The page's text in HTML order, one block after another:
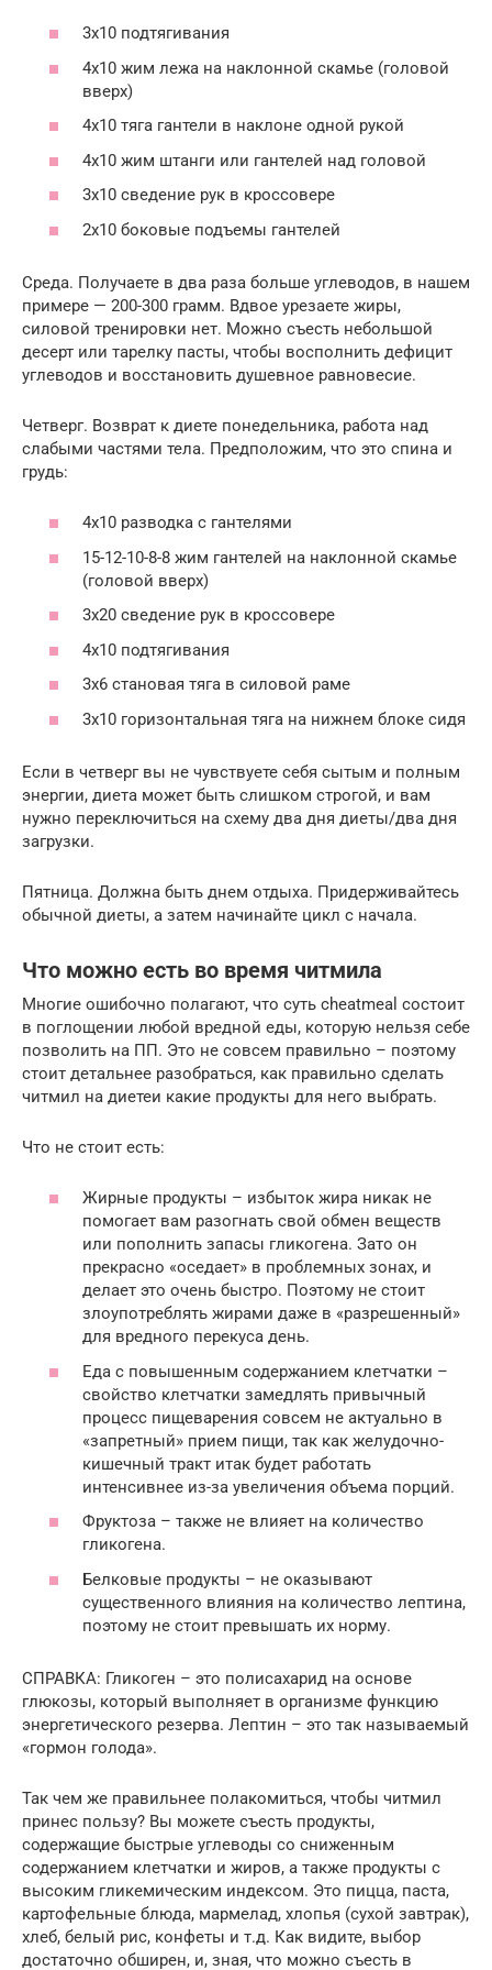
3х10 подтягивания
4х10 жим лежа на наклонной скамье (головой
вверх)
4х10 тяга гантели в наклоне одной рукой
4х10 жим штанги или гантелей над головой
3х10 сведение рук в кроссовере
2х10 боковые подъемы гантелей
Среда. Получаете в два раза больше углеводов, в нашем
примере — 200-300 грамм. Вдвое урезаете жиры,
силовой тренировки нет. Можно съесть небольшой
десерт или тарелку пасты, чтобы восполнить дефицит
углеводов и восстановить душевное равновесие.
Четверг. Возврат к диете понедельника, работа над
слабыми частями тела. Предположим, что это спина и
грудь:
4х10 разводка с гантелями
15-12-10-8-8 жим гантелей на наклонной скамье
(головой вверх)
3х20 сведение рук в кроссовере
4х10 подтягивания
3х6 становая тяга в силовой раме
3х10 горизонтальная тяга на нижнем блоке сидя
Если в четверг вы не чувствуете себя сытым и полным
энергии, диета может быть слишком строгой, и вам
нужно переключиться на схему два дня диеты/два дня
загрузки.
Пятница. Должна быть днем отдыха. Придерживайтесь
обычной диеты, а затем начинайте цикл с начала.
Что можно есть во время читмила
Многие ошибочно полагают, что суть cheatmeal состоит
в поглощении любой вредной еды, которую нельзя себе
позволить на ПП. Это не совсем правильно – поэтому
стоит детальнее разобраться, как правильно сделать
читмил на диетеи какие продукты для него выбрать.
Что не стоит есть:
Жирные продукты – избыток жира никак не
помогает вам разогнать свой обмен веществ
или пополнить запасы гликогена. Зато он
прекрасно «оседает» в проблемных зонах, и
делает это очень быстро. Поэтому не стоит
злоупотреблять жирами даже в «разрешенный»
для вредного перекуса день.
Еда с повышенным содержанием клетчатки –
свойство клетчатки замедлять привычный
процесс пищеварения совсем не актуально в
«запретный» прием пищи, так как желудочно-
кишечный тракт итак будет работать
интенсивнее из-за увеличения объема порций.
Фруктоза – также не влияет на количество
гликогена.
Белковые продукты – не оказывают
существенного влияния на количество лептина,
поэтому не стоит превышать их норму.
СПРАВКА: Гликоген – это полисахарид на основе
глюкозы, который выполняет в организме функцию
энергетического резерва. Лептин – это так называемый
«гормон голода».
Так чем же правильнее полакомиться, чтобы читмил
принес пользу? Вы можете съесть продукты,
содержащие быстрые углеводы со сниженным
содержанием клетчатки и жиров, а также продукты с
высоким гликемическим индексом. Это пицца, паста,
картофельные блюда, мармелад, хлопья (сухой завтрак),
хлеб, белый рис, конфеты и т.д. Как видите, выбор
достаточно обширен, и, зная, что можно съесть в